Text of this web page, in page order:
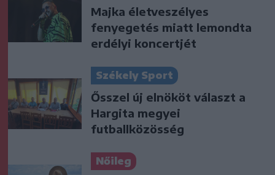
Majka életveszélyes
fenyegetés miatt lemondta
erdélyi koncertjét
Székely Sport
Ősszel új elnököt választ a
Hargita megyei
futballközösség
Nőileg